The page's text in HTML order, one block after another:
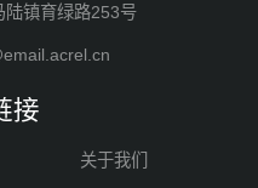
陆镇育绿路253号
接
关于我们